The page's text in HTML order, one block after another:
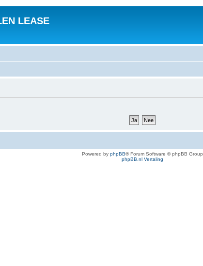
LEASE
Powered by phpBB® Forum Software © phpBB Group
phpBB.nl Vertaling